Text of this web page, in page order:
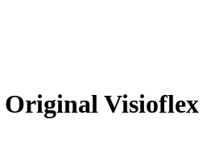
Original Visioflex